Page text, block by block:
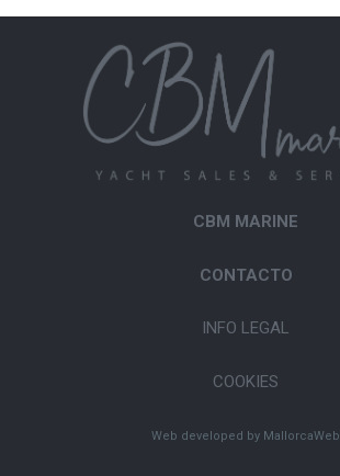
CBM MARINE
CONTACTO
INFO LEGAL
COOKIES
Web developed by MallorcaWeb